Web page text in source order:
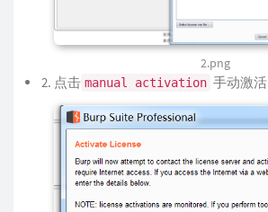
2.png
点击 manual activation 手动激活